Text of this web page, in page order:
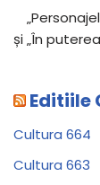
și „În
Editiile
Cultura 664
Cultura 663